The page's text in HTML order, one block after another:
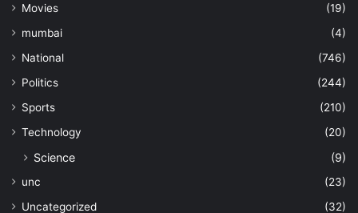
Movies
(19)
mumbai
(4)
National
(746)
Politics
(244)
Sports
(210)
Technology
(20)
Science (9)
unc
(23)
Uncategorized
(32)